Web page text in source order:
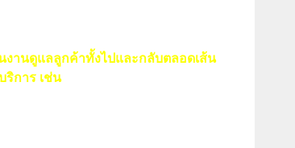
านดูแลลูกค้าทั้งไปและกลับตลอดเส้น
ริการ เช่น